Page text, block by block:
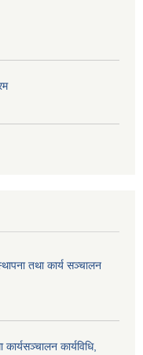
तथा कार्य सञ्चालन
कार्यविधि,